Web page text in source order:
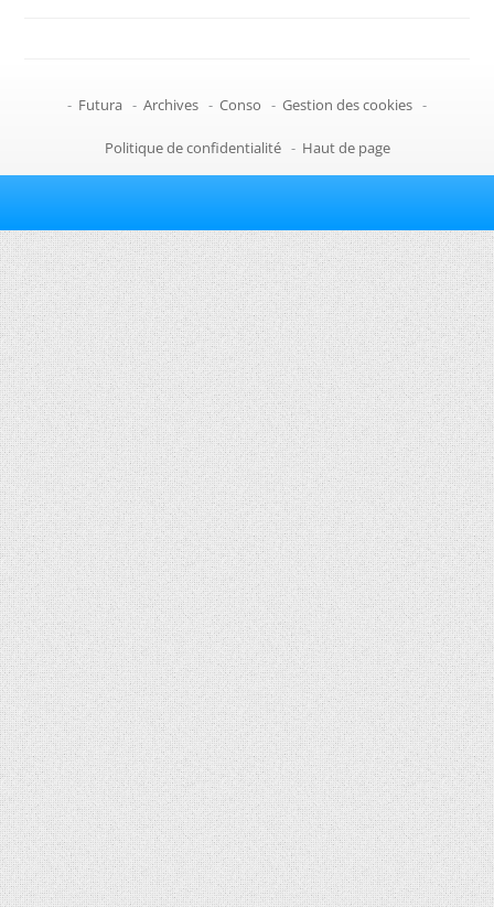
- Futura - Archives - Conso - Gestion des cookies -
Politique de confidentialité - Haut de page